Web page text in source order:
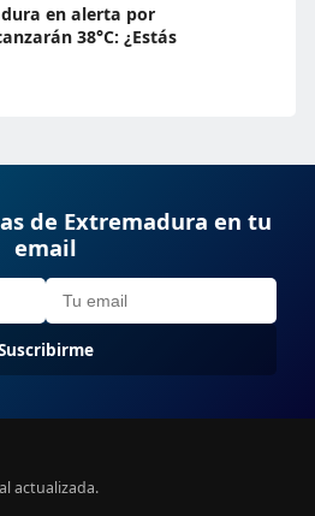
en alerta por
38°C: ¿Estás
de Extremadura en tu
email
actualizada.